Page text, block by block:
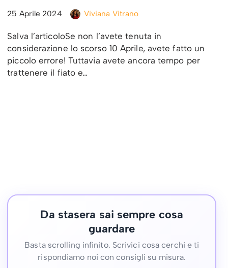
25 Aprile 2024 Viviana Vitrano
Salva l’articoloSe non l’avete tenuta in
considerazione lo scorso 10 Aprile, avete fatto un
piccolo errore! Tuttavia avete ancora tempo per
trattenere il fiato e…
Da stasera sai sempre cosa
guardare
Basta scrolling infinito. Scrivici cosa cerchi e ti
rispondiamo noi con consigli su misura.